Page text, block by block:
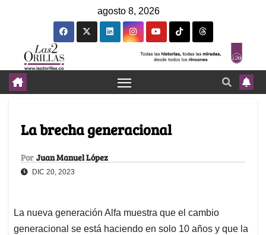
agosto 8, 2026
La brecha generacional
Por Juan Manuel López
DIC 20, 2023
La nueva generación Alfa muestra que el cambio
generacional se está haciendo en solo 10 años y que la